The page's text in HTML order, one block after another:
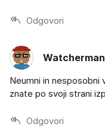
Odgovori
Watcherman
Neumni in nesposobni
znate po svoji strani
Odgovori